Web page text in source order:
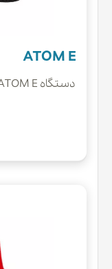
ATOM E
دستگاه ATOM E از برند RCM ایتالیا می باشد.